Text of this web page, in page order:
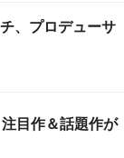
、プロデューサ
目作＆話題作が